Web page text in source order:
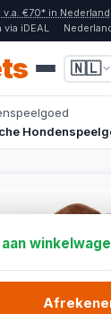
€70* in Nederland
iDEAL
🇳🇱